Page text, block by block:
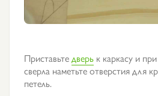
Приставьтедверь к каркасу и
сверла наметьте отверстия для
петель.